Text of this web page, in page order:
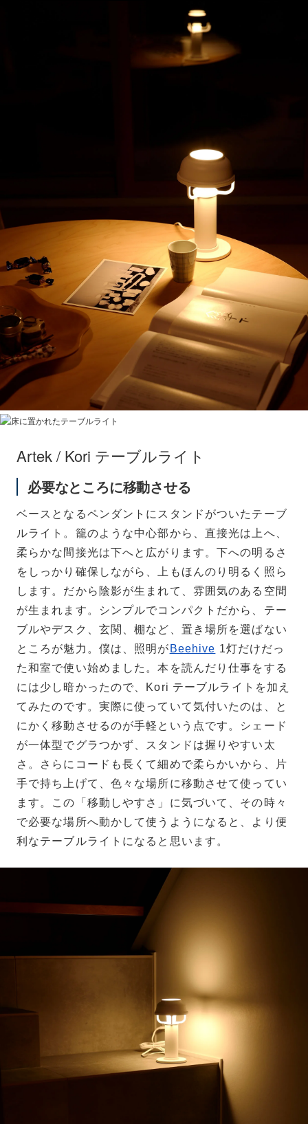
Artek / Kori テーブルライト
必要なところに移動させる
ベースとなるペンダントにスタンドがついたテーブ
ルライト。籠のような中心部から、直接光は上へ、
柔らかな間接光は下へと広がります。下への明るさ
をしっかり確保しながら、上もほんのり明るく照ら
します。だから陰影が生まれて、雰囲気のある空間
が生まれます。シンプルでコンパクトだから、テー
ブルやデスク、玄関、棚など、置き場所を選ばない
ところが魅力。僕は、照明が Beehive 1灯だけだっ
た和室で使い始めました。本を読んだり仕事をする
には少し暗かったので、Kori テーブルライトを加え
てみたのです。実際に使っていて気付いたのは、と
にかく移動させるのが手軽という点です。シェード
が一体型でグラつかず、スタンドは握りやすい太
さ。さらにコードも長くて細めで柔らかいから、片
手で持ち上げて、色々な場所に移動させて使ってい
ます。この「移動しやすさ」に気づいて、その時々
で必要な場所へ動かして使うようになると、より便
利なテーブルライトになると思います。